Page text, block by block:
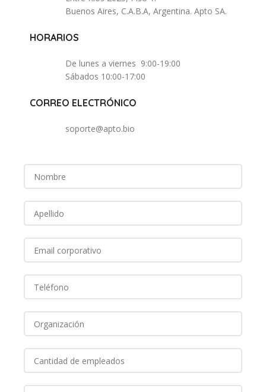
Buenos Aires, C.A.B.A, Argentina. Apto SA.
HORARIOS
De lunes a viernes 9:00-19:00
Sábados 10:00-17:00
CORREO ELECTRÓNICO
soporte@apto.bio